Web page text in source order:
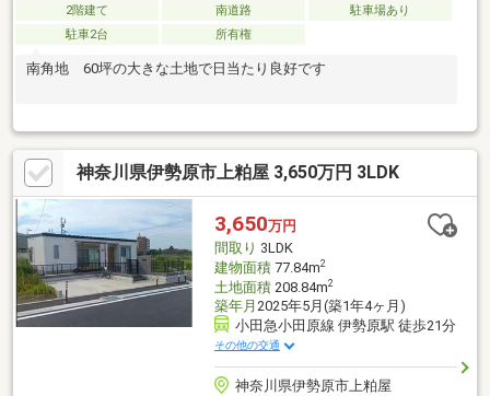
2階建て 南道路
駐車場あり
駐車2台
所有権
南角地 60坪の大きな土地で日当たり良好です
神奈川県伊勢原市上粕屋 3,650万円 3LDK
3,650万円
間取り 3LDK
建物面積77.84m2
土地面積208.84m2
築年月 2025年5月(築1年4ヶ月)
小田急小田原線 伊勢原駅 徒歩21分
その他の交通
神奈川県伊勢原市上粕屋